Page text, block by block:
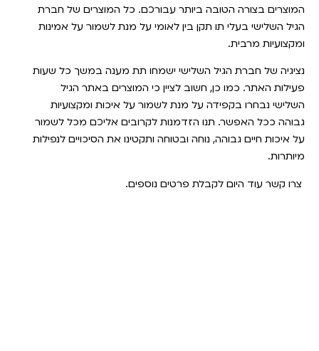
המוצרים בצורה הטובה ביותר עבורכם. כל המוצרים של חברת
הגיל השלישי בעלי תו תקן בין לאומי על מנת לשמור על אמינות
ומקצועיות מרבית.
נציגיה של חברת הגיל השלישי ישמחו תת מענה במשך כל שעות
פעילות האתר. כמו כן, חשוב לציין כי המוצרים באתר הגיל
השלישי נבחרו בקפידה על מנת לשמור על איכות ומקצועיות
גבוהה ככל האפשר. תנו הזדמנות לקרובים אליכם מכל לשמור
על איכות חיים גבוהה, נוחה ובטוחה ותקטינו את הסיכויים לנפילות
מיותרות.
צרו קשר עוד היום לקבלת פרטים נוספים.